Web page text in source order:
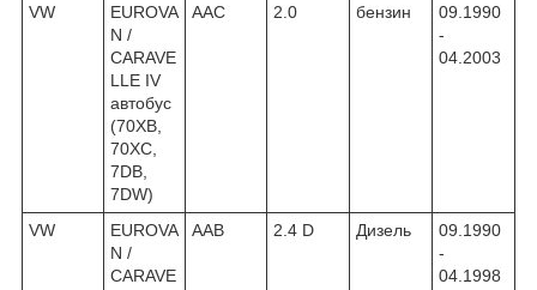
VW
EUROVA
N /
CARAVE
LLE IV
автобус
(70XB,
70XC,
7DB,
7DW)
AAC 2.0 бензин
09.1990
-
04.2003
VW
EUROVA
N /
CARAVE
AAB 2.4 D Дизель
09.1990
-
04.1998